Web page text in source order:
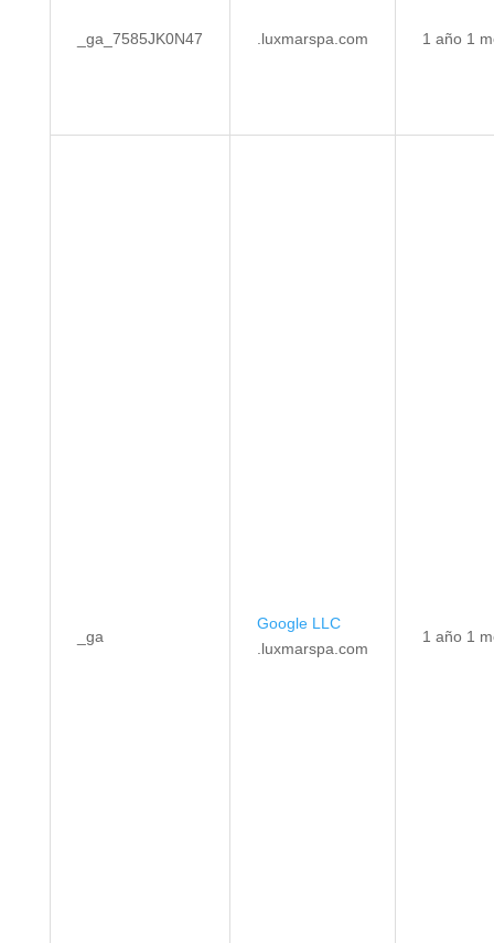
_ga_7585JK0N47 .luxmarspa.com 1 año 1
_ga
Google LLC
.luxmarspa.com
1 año 1